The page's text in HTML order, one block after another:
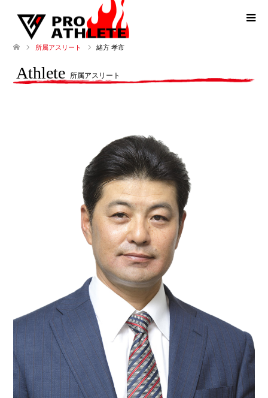
所属アスリート 緒方 孝市
Athlete 所属アスリート